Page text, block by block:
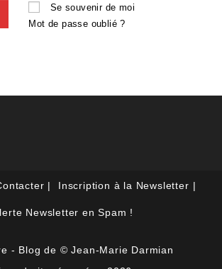
Se souvenir de moi
Mot de passe oublié ?
Inscription à la Newsletter
Newsletter en Spam !
- Blog de © Jean-Marie Darmian